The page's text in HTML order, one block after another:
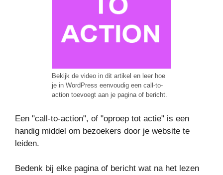
Bekijk de video in dit artikel en leer hoe
je in WordPress eenvoudig een call-to-
action toevoegt aan je pagina of bericht.
Een "call-to-action", of "oproep tot actie" is een
handig middel om bezoekers door je website te
leiden.
Bedenk bij elke pagina of bericht wat na het lezen